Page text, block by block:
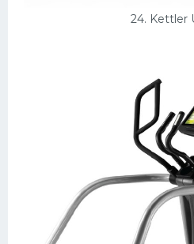
24. Kettler